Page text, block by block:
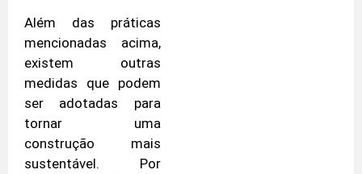
Além das práticas
mencionadas acima,
existem outras
medidas que podem
ser adotadas para
tornar uma
construção mais
sustentável. Por